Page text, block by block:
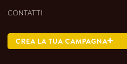
CONTATTI
CREA LA TUA CAMPAGNA